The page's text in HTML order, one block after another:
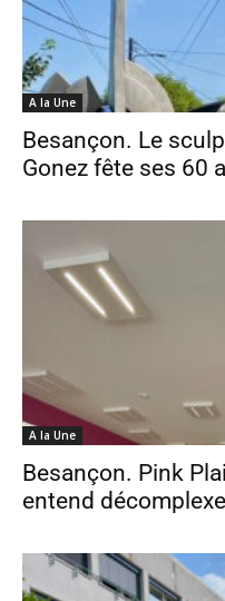
A la Une
Besançon. Le
Gonez fête ses 60
A la Une
Besançon. Pink
entend